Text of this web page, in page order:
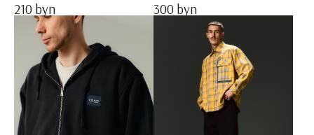
210 byn 300 byn